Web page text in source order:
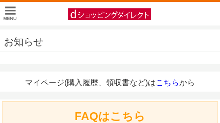
お知らせ
マイページ(購入履歴、領収書など)はこちらから
FAQはこちら